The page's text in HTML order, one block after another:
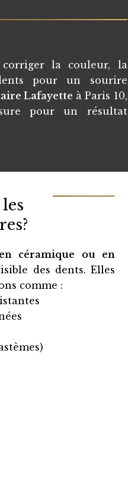
corriger la couleur, la
pour un sourire
Lafayette à Paris 10,
pour un résultat
céramique ou en
des dents. Elles
comme :